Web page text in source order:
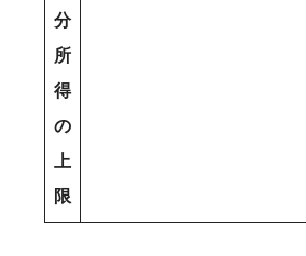
分
所
得
の
上
限